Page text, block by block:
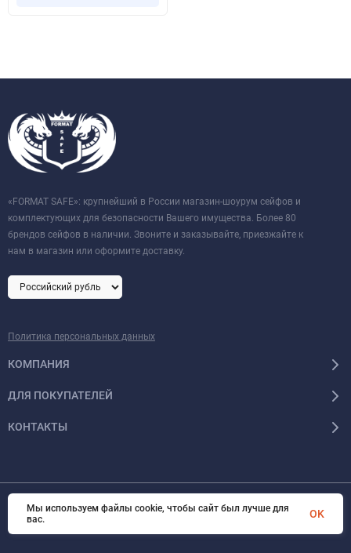
«FORMAT SAFE»: крупнейший в России магазин-шоурум сейфов и
комплектующих для безопасности Вашего имущества. Более 80
брендов сейфов в наличии. Звоните и заказывайте, приезжайте к
нам в магазин или оформите доставку.
Политика персональных данных
КОМПАНИЯ
ДЛЯ ПОКУПАТЕЛЕЙ
КОНТАКТЫ
© 2026 Format-safe.ru Все права защищены
Мы используем файлы cookie, чтобы сайт был лучше для
вас.
OK